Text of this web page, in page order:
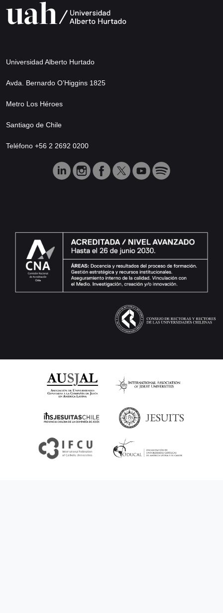
Universidad Alberto Hurtado
Avda. Bernardo O’Higgins 1825
Metro Los Héroes
Santiago de Chile
Teléfono +56 2 2692 0200